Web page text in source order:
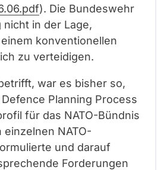
). Die Bundeswehr
in der Lage,
konventionellen
zu verteidigen.
war es bisher so,
Planning Process
für das NATO-Bündnis
NATO-
und darauf
Forderungen